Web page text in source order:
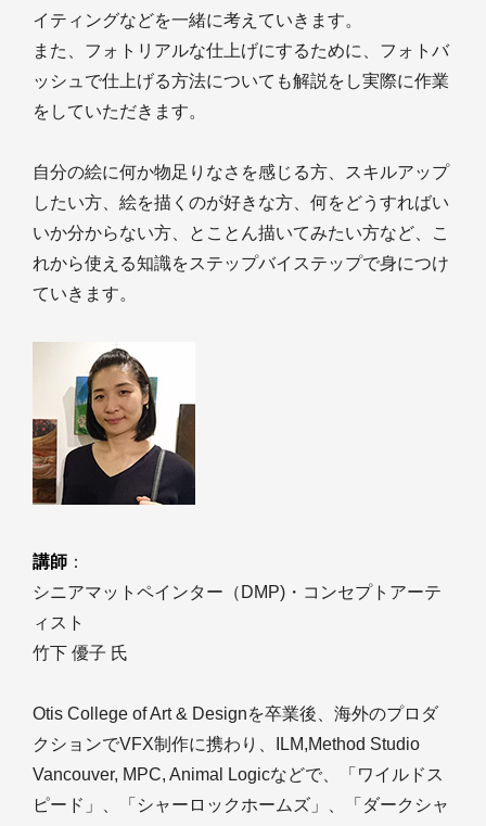
イティングなどを一緒に考えていきます。
また、フォトリアルな仕上げにするために、フォトバ
ッシュで仕上げる方法についても解説をし実際に作業
をしていただきます。
自分の絵に何か物足りなさを感じる方、スキルアップ
したい方、絵を描くのが好きな方、何をどうすればい
いか分からない方、とことん描いてみたい方など、こ
れから使える知識をステップバイステップで身につけ
ていきます。
講師 ：
シニアマットペインター（DMP)・コンセプトアーテ
ィスト
竹下 優子 氏
Otis College of Art & Designを卒業後、海外のプロダ
クションでVFX制作に携わり、ILM,Method Studio
Vancouver, MPC, Animal Logicなどで、「ワイルドス
ピード」、「シャーロックホームズ」、「ダークシャ